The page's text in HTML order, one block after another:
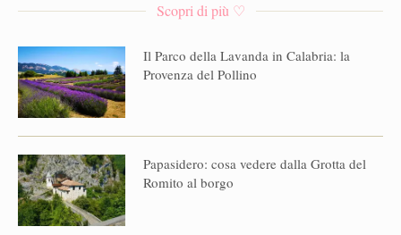
Scopri di più ♡
Il Parco della Lavanda in Calabria: la
Provenza del Pollino
Papasidero: cosa vedere dalla Grotta del
Romito al borgo